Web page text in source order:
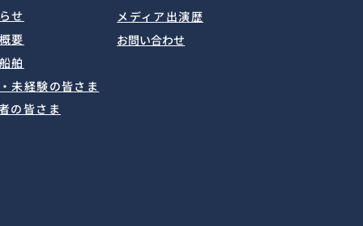
せ
要
メディア出演歴
​お問い合わせ
舶
未経験の皆さま
の皆さま